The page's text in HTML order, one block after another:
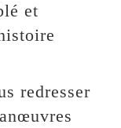
et
redresser